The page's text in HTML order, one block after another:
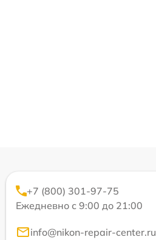
+7 (800) 301-97-75
Ежедневно с 9:00 до 21:00
info@nikon-repair-center.ru